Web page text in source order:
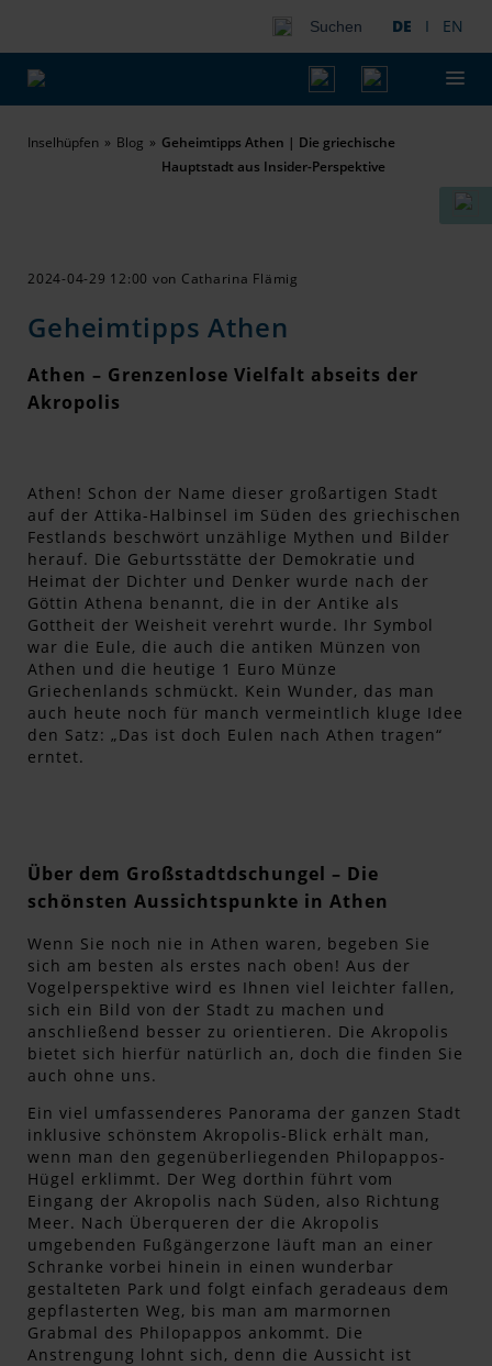
Suchen DE I EN
Inselhüpfen Blog
Geheimtipps Athen | Die griechische
Hauptstadt aus Insider-Perspektive
2024-04-29 12:00 von Catharina Flämig
Geheimtipps Athen
Athen – Grenzenlose Vielfalt abseits der
Akropolis
Athen! Schon der Name dieser großartigen Stadt
auf der Attika-Halbinsel im Süden des griechischen
Festlands beschwört unzählige Mythen und Bilder
herauf. Die Geburtsstätte der Demokratie und
Heimat der Dichter und Denker wurde nach der
Göttin Athena benannt, die in der Antike als
Gottheit der Weisheit verehrt wurde. Ihr Symbol
war die Eule, die auch die antiken Münzen von
Athen und die heutige 1 Euro Münze
Griechenlands schmückt. Kein Wunder, das man
auch heute noch für manch vermeintlich kluge Idee
den Satz: „Das ist doch Eulen nach Athen tragen“
erntet.
Über dem Großstadtdschungel – Die
schönsten Aussichtspunkte in Athen
Wenn Sie noch nie in Athen waren, begeben Sie
sich am besten als erstes nach oben! Aus der
Vogelperspektive wird es Ihnen viel leichter fallen,
sich ein Bild von der Stadt zu machen und
anschließend besser zu orientieren. Die Akropolis
bietet sich hierfür natürlich an, doch die finden Sie
auch ohne uns.
Ein viel umfassenderes Panorama der ganzen Stadt
inklusive schönstem Akropolis-Blick erhält man,
wenn man den gegenüberliegenden Philopappos-
Hügel erklimmt. Der Weg dorthin führt vom
Eingang der Akropolis nach Süden, also Richtung
Meer. Nach Überqueren der die Akropolis
umgebenden Fußgängerzone läuft man an einer
Schranke vorbei hinein in einen wunderbar
gestalteten Park und folgt einfach geradeaus dem
gepflasterten Weg, bis man am marmornen
Grabmal des Philopappos ankommt. Die
Anstrengung lohnt sich, denn die Aussicht ist